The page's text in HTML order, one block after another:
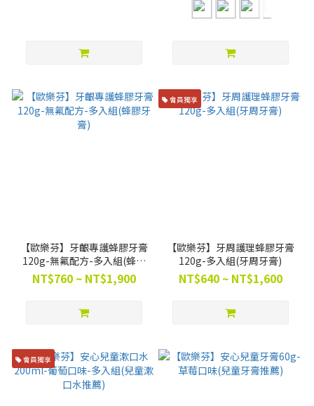
【歐樂芬】牙齦專護蜂膠牙膏
120g-無氟配方-多入組(蜂膠
牙膏)
NT$760 ~ NT$1,900
會員獨享
【歐樂芬】牙周護理蜂膠牙膏
120g-多入組(牙周牙膏)
NT$640 ~ NT$1,600
會員獨享